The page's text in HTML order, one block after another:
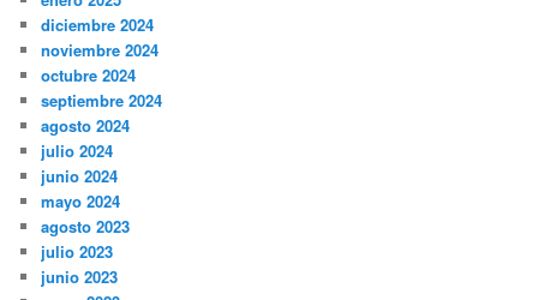
diciembre 2024
noviembre 2024
octubre 2024
septiembre 2024
agosto 2024
julio 2024
junio 2024
mayo 2024
agosto 2023
julio 2023
junio 2023